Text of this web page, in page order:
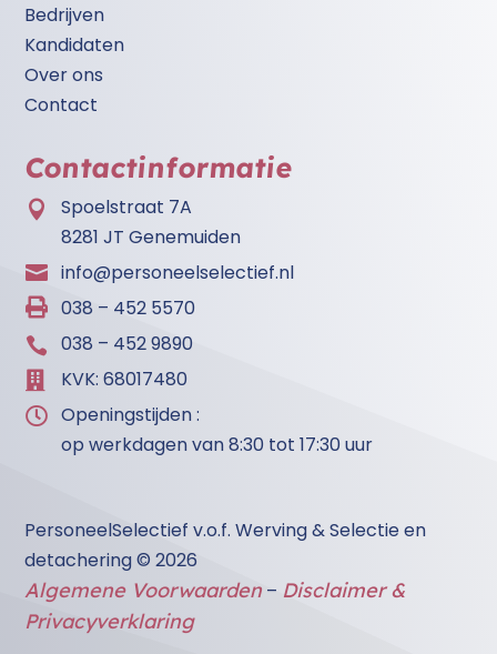
Bedrijven
Kandidaten
Over ons
Contact
Contactinformatie

Spoelstraat 7A
8281 JT Genemuiden
 info@personeelselectief.nl
 038 – 452 5570
 038 – 452 9890
 KVK: 68017480
 Openingstijden :
op werkdagen van 8:30 tot 17:30 uur
PersoneelSelectief v.o.f. Werving & Selectie en
detachering​ © 2026
Algemene Voorwaarden – Disclaimer &
Privacyverklaring